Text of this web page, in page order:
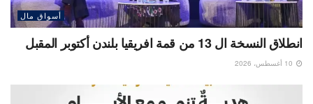
أسواق مال
انطلاق النسخة ال 13 من قمة افريقيا بلندن أكتوبر المقبل